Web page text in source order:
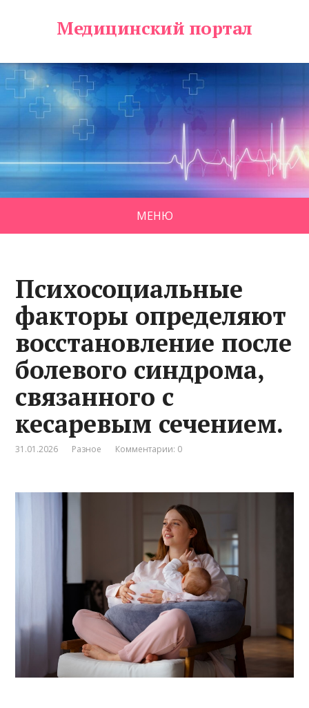
Медицинский портал
МЕНЮ
Психосоциальные
факторы определяют
восстановление после
болевого синдрома,
связанного с
кесаревым сечением.
31.01.2026 Разное Комментарии: 0